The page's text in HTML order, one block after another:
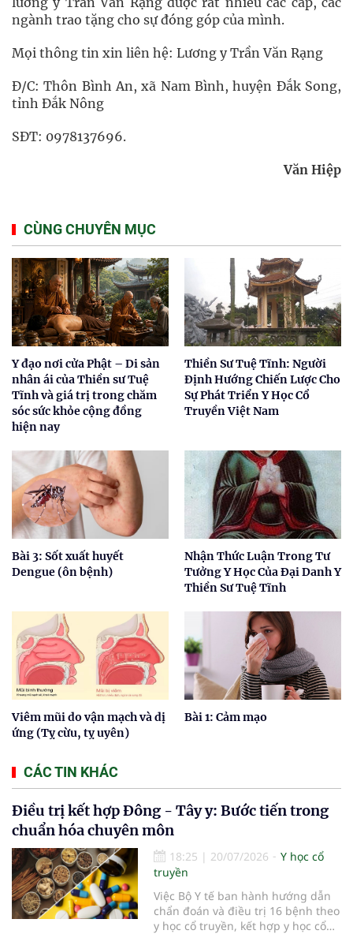
ngành trao tặng cho sự đóng góp của mình.
Mọi thông tin xin liên hệ: Lương y Trần Văn Rạng
Đ/C: Thôn Bình An, xã Nam Bình, huyện Đắk Song,
tỉnh Đắk Nông
SĐT: 0978137696.
Văn Hiệp
CÙNG CHUYÊN MỤC
Y đạo nơi cửa Phật – Di sản
nhân ái của Thiền sư Tuệ
Tĩnh và giá trị trong chăm
sóc sức khỏe cộng đồng
hiện nay
Thiền Sư Tuệ Tĩnh: Người
Định Hướng Chiến Lược Cho
Sự Phát Triển Y Học Cổ
Truyền Việt Nam
Bài 3: Sốt xuất huyết
Dengue (ôn bệnh)
Nhận Thức Luận Trong Tư
Tưởng Y Học Của Đại Danh Y
Thiền Sư Tuệ Tĩnh
Viêm mũi do vận mạch và dị
ứng (Tỵ cừu, tỵ uyên)
Bài 1: Cảm mạo
CÁC TIN KHÁC
Điều trị kết hợp Đông - Tây y: Bước tiến trong
chuẩn hóa chuyên môn
18:25 | 20/07/2026
Y học cổ
truyền
Việc Bộ Y tế ban hành hướng dẫn
chẩn đoán và điều trị 16 bệnh theo
y học cổ truyền, kết hợp y học cổ